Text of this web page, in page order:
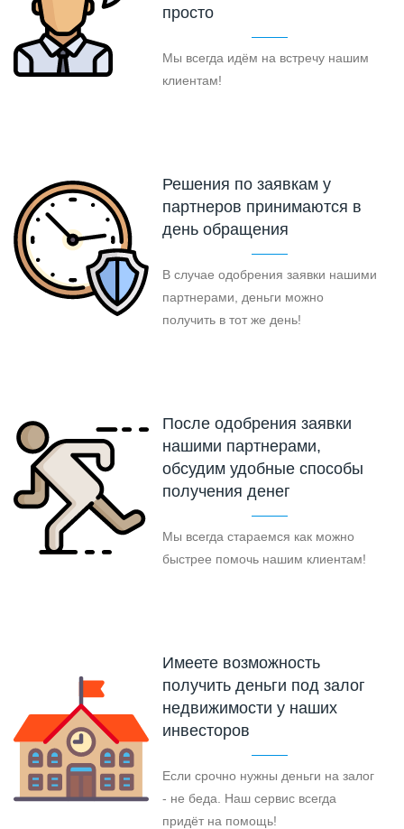
просто
Мы всегда идём на встречу нашим
клиентам!
Решения по заявкам у
партнеров принимаются в
день обращения
В случае одобрения заявки нашими
партнерами, деньги можно
получить в тот же день!
После одобрения заявки
нашими партнерами,
обсудим удобные способы
получения денег
Мы всегда стараемся как можно
быстрее помочь нашим клиентам!
Имеете возможность
получить деньги под залог
недвижимости у наших
инвесторов
Если срочно нужны деньги на залог
- не беда. Наш сервис всегда
придёт на помощь!